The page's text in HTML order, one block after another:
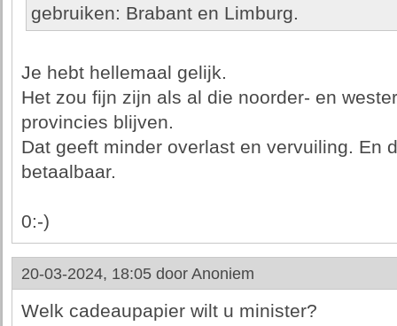
gebruiken: Brabant en Limburg.
Je hebt hellemaal gelijk.
Het zou fijn zijn als al die noorder- en
provincies blijven.
Dat geeft minder overlast en vervuiling. En
betaalbaar.
0:-)
20-03-2024, 18:05 door Anoniem
Welk cadeaupapier wilt u minister?